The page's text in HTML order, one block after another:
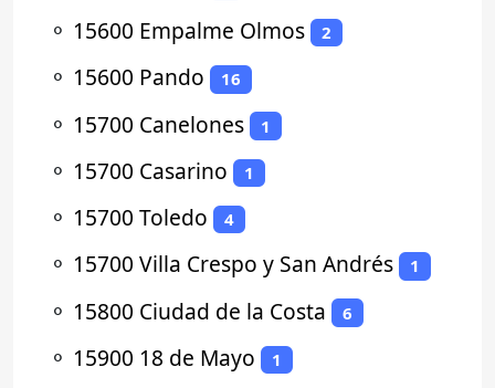
⚬ 15600 Empalme Olmos 2
⚬ 15600 Pando 16
⚬ 15700 Canelones 1
⚬ 15700 Casarino 1
⚬ 15700 Toledo 4
⚬ 15700 Villa Crespo y San Andrés 1
⚬ 15800 Ciudad de la Costa 6
⚬ 15900 18 de Mayo 1